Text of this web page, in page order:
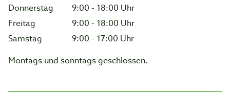
Donnerstag
9:00 - 18:00 Uhr
Freitag
9:00 - 18:00 Uhr
Samstag
9:00 - 17:00 Uhr
Montags und sonntags geschlossen.